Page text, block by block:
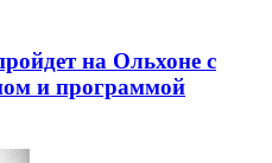
на Ольхоне с
и программой